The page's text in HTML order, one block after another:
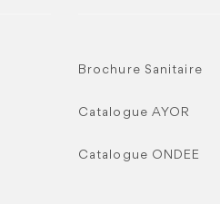
Brochure Sanitaire
Catalogue AYOR
Catalogue ONDEE